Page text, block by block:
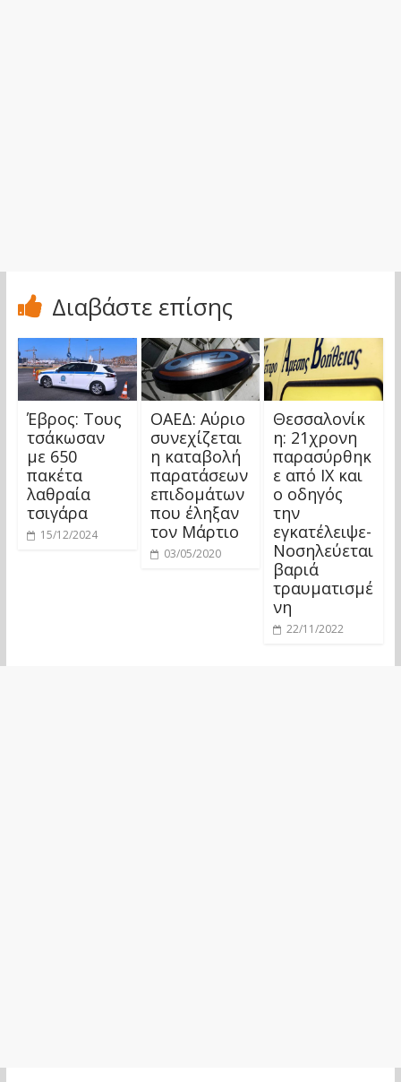
Διαβάστε επίσης
Έβρος: Τους
τσάκωσαν
με 650
πακέτα
λαθραία
τσιγάρα
15/12/2024
ΟΑΕΔ: Αύριο
συνεχίζεται
η καταβολή
παρατάσεων
επιδομάτων
που έληξαν
τον Μάρτιο
03/05/2020
Θεσσαλονίκ
η: 21χρονη
παρασύρθηκ
ε από ΙΧ και
ο οδηγός
την
εγκατέλειψε-
Νοσηλεύεται
βαριά
τραυματισμέ
νη
22/11/2022